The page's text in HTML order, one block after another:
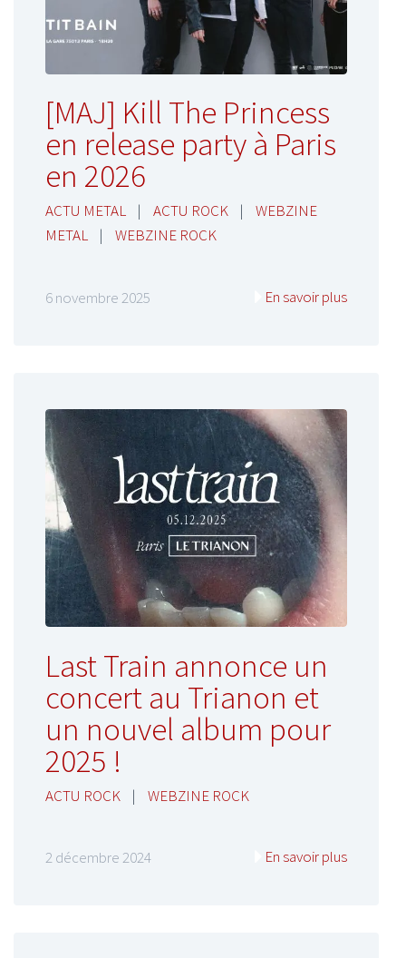
[MAJ] Kill The Princess
en release party à Paris
en 2026
ACTU METAL | ACTU ROCK |
WEBZINE
METAL
| WEBZINE ROCK
6 novembre 2025 En savoir plus
Last Train annonce un
concert au Trianon et
un nouvel album pour
2025 !
ACTU ROCK | WEBZINE ROCK
2 décembre 2024 En savoir plus